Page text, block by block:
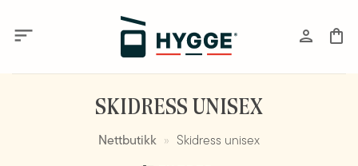
SKIDRESS UNISEX
Nettbutikk » Skidress unisex